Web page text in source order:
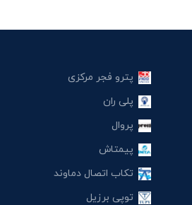
پترو فجر مرکزی
پلی ران
پروال
پیمتاش
تکاب اتصال دماوند
توپی برزیل